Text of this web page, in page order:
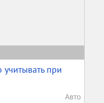
при
Авто